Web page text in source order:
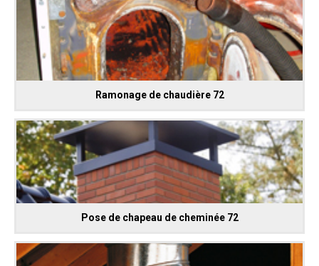
Ramonage de chaudière 72
Pose de chapeau de cheminée 72